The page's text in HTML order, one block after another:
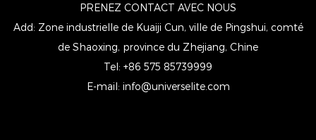
PRENEZ CONTACT AVEC NOUS
Add: Zone industrielle de Kuaiji Cun, ville de Pingshui, comté
de Shaoxing, province du Zhejiang, Chine
Tel: +86 575 85739999
E-mail: info@universelite.com